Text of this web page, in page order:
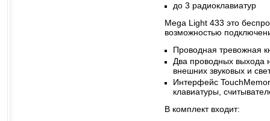
до 3 радиоклавиатур
Mega Light 433 это
возможностью
Проводная тревожная
Два проводных выхода
внешних звуковых и
Интерфейс
клавиатуры,
В комплект входит: